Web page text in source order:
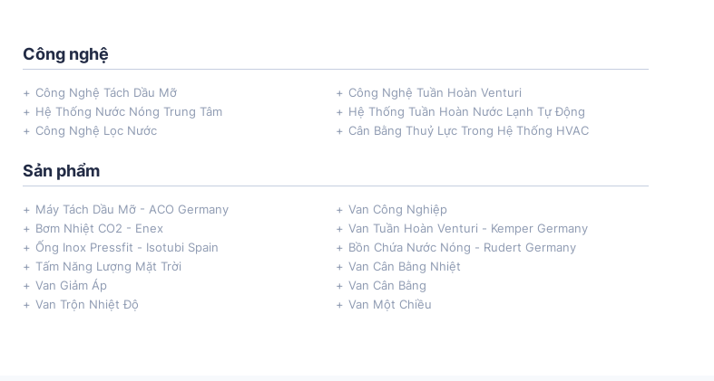
Công nghệ
Công Nghệ Tách Dầu Mỡ
Công Nghệ Tuần Hoàn Venturi
Hệ Thống Nước Nóng Trung Tâm
Hệ Thống Tuần Hoàn Nước Lạnh Tự Động
Công Nghệ Lọc Nước
Cân Bằng Thuỷ Lực Trong Hệ Thống HVAC
Sản phẩm
Máy Tách Dầu Mỡ - ACO Germany
Van Công Nghiệp
Bơm Nhiệt CO2 - Enex
Van Tuần Hoàn Venturi - Kemper Germany
Ống Inox Pressfit - Isotubi Spain
Bồn Chứa Nước Nóng - Rudert Germany
Tấm Năng Lượng Mặt Trời
Van Cân Bằng Nhiệt
Van Giảm Áp
Van Cân Bằng
Van Trộn Nhiệt Độ
Van Một Chiều